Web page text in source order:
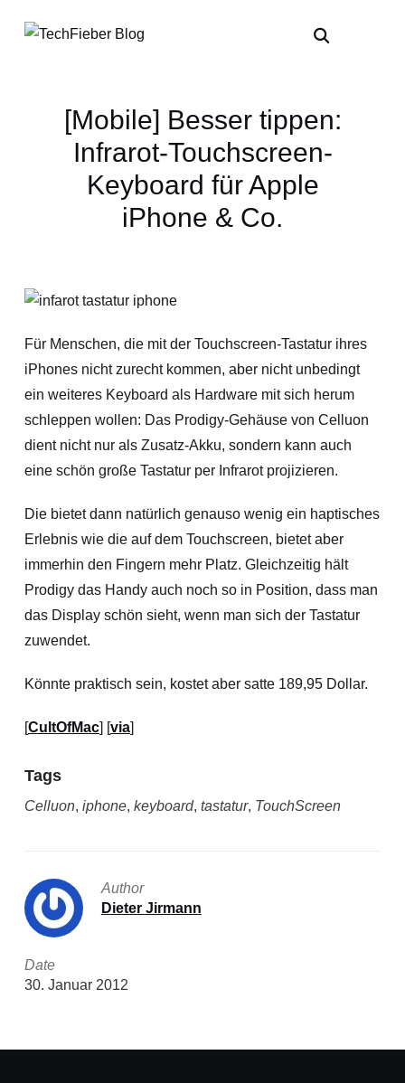
[Mobile] Besser tippen:
Infrarot-Touchscreen-
Keyboard für Apple
iPhone & Co.
Für Menschen, die mit der Touchscreen-Tastatur ihres
iPhones nicht zurecht kommen, aber nicht unbedingt
ein weiteres Keyboard als Hardware mit sich herum
schleppen wollen: Das Prodigy-Gehäuse von Celluon
dient nicht nur als Zusatz-Akku, sondern kann auch
eine schön große Tastatur per Infrarot projizieren.
Die bietet dann natürlich genauso wenig ein haptisches
Erlebnis wie die auf dem Touchscreen, bietet aber
immerhin den Fingern mehr Platz. Gleichzeitig hält
Prodigy das Handy auch noch so in Position, dass man
das Display schön sieht, wenn man sich der Tastatur
zuwendet.
Könnte praktisch sein, kostet aber satte 189,95 Dollar.
[CultOfMac] [via]
Tags
Celluon, iphone, keyboard, tastatur, TouchScreen
Author
Dieter Jirmann
Date
30. Januar 2012